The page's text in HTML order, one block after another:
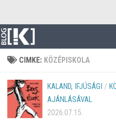
CIMKE: KÖZÉPISKOLA
KALAND, IFJÚSÁGI /
AJÁNLÁSÁVAL
2026.07.15.